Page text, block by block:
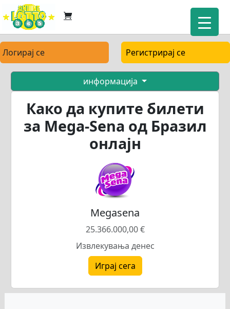
Логирај се Регистрирај се
информација
Како да купите билети
за Mega-Sena од Бразил
онлајн
Megasena
25.366.000,00 €
Извлекувања денес
Играј сега